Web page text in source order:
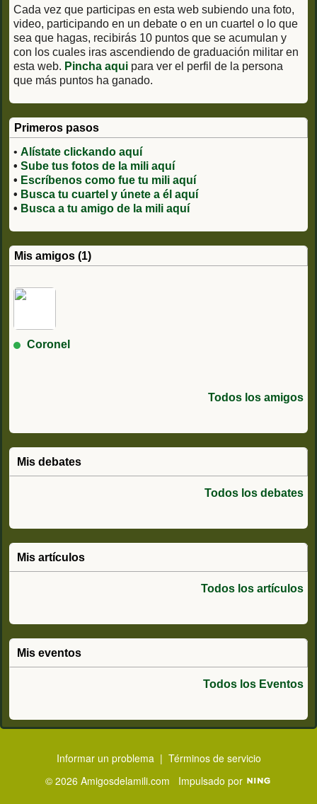
Cada vez que participas en esta web subiendo una foto,
video, participando en un debate o en un cuartel o lo que
sea que hagas, recibirás 10 puntos que se acumulan y
con los cuales iras ascendiendo de graduación militar en
esta web. Pincha aqui para ver el perfil de la persona
que más puntos ha ganado.
Primeros pasos
• Alístate clickando aquí
• Sube tus fotos de la mili aquí
• Escríbenos como fue tu mili aquí
• Busca tu cuartel y únete a él aquí
• Busca a tu amigo de la mili aquí
Mis amigos (1)
Coronel
Todos los amigos
Mis debates
Todos los debates
Mis artículos
Todos los artículos
Mis eventos
Todos los Eventos
Informar un problema| Términos de servicio
© 2026 Amigosdelamili.com Impulsado por